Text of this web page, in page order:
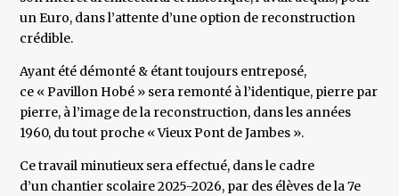
un Euro, dans l’attente d’une option de reconstruction
crédible.
Ayant été démonté & étant toujours entreposé,
ce « Pavillon Hobé » sera remonté à l’identique, pierre par
pierre, à l’image de la reconstruction, dans les années
1960, du tout proche « Vieux Pont de Jambes ».
Ce travail minutieux sera effectué, dans le cadre
d’un chantier scolaire 2025-2026, par des élèves de la 7e